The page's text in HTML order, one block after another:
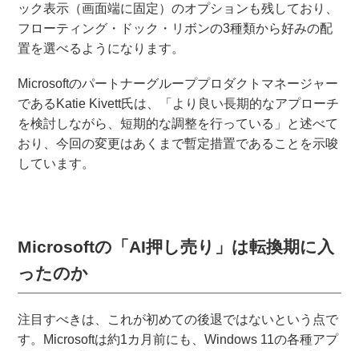
ック表示（画面端に固定）のオプションも残しており、
フローティング・ドック・リボンの3種類から好みの配
置を選べるようになります。
Microsoftのパートナーグループプロダクトマネージャー
であるKatie Kivett氏は、「より良い長期的なアプローチ
を検討しながら、短期的な調整を行っている」と述べて
おり、今回の変更はあくまで暫定措置であることを示唆
しています。
Microsoftの「AI押し売り」は転換期に入
ったのか
注目すべきは、これが初めての後退ではないという点で
す。Microsoftは約1カ月前にも、Windows 11の各種アプ